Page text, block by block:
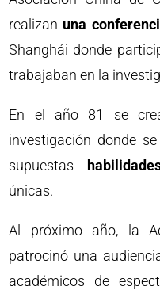
realizan una
Shanghái donde
trabajaban en la
En el año 81 se
investigación donde
supuestas
únicas.
Al próximo año, la
patrocinó una
académicos de